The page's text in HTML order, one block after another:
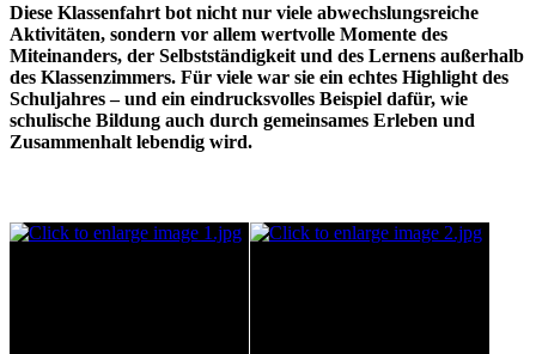
Diese Klassenfahrt bot nicht nur viele abwechslungsreiche
Aktivitäten, sondern vor allem wertvolle Momente des
Miteinanders, der Selbstständigkeit und des Lernens außerhalb
des Klassenzimmers. Für viele war sie ein echtes Highlight des
Schuljahres – und ein eindrucksvolles Beispiel dafür, wie
schulische Bildung auch durch gemeinsames Erleben und
Zusammenhalt lebendig wird.